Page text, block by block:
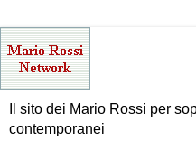
Il sito dei Mario Rossi per
contemporanei